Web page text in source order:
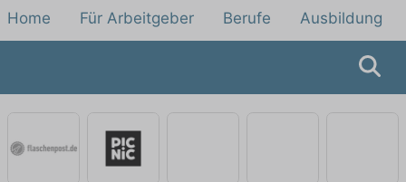
Home Für Arbeitgeber Berufe Ausbildung